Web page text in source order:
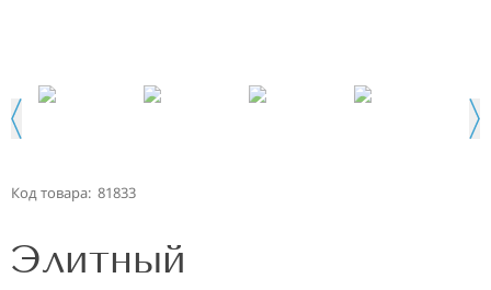
Код товара: 81833
Элитный